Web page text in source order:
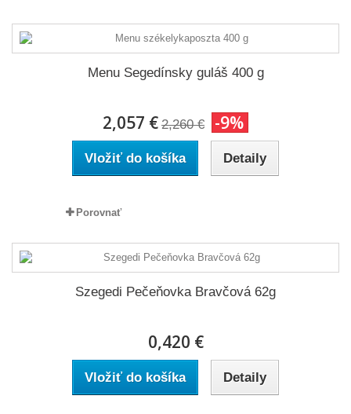
Menu Segedínsky guláš 400 g
2,057 € 2,260 € -9%
Vložiť do košíka Detaily
Porovnať
Szegedi Pečeňovka Bravčová 62g
0,420 €
Vložiť do košíka Detaily